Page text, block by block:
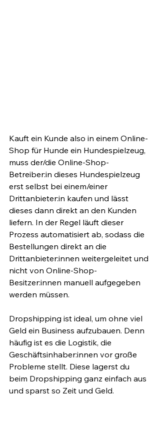
Kauft ein Kunde also in einem Online-
Shop für Hunde ein Hundespielzeug,
muss der/die Online-Shop-
Betreiber:in dieses Hundespielzeug
erst selbst bei einem/einer
Drittanbieter:in kaufen und lässt
dieses dann direkt an den Kunden
liefern. In der Regel läuft dieser
Prozess automatisiert ab, sodass die
Bestellungen direkt an die
Drittanbieter:innen weitergeleitet und
nicht von Online-Shop-
Besitzer:innen manuell aufgegeben
werden müssen.
Dropshipping ist ideal, um ohne viel
Geld ein Business aufzubauen. Denn
häufig ist es die Logistik, die
Geschäftsinhaber:innen vor große
Probleme stellt. Diese lagerst du
beim Dropshipping ganz einfach aus
und sparst so Zeit und Geld.